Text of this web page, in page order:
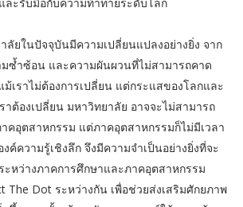
ลัยในปัจจุบันมีความเปลี่ยนแปลงอย่างยิ่ง จาก
ซ้ำซ้อน และความผันผวนที่ไม่สามารถคาด
ม้เราไม่ต้องการเปลี่ยน แต่กระแสของโลกและ
าต้องเปลี่ยน มหาวิทยาลัย อาจจะไม่สามารถ
คอุตสาหกรรม แต่ภาคอุตสาหกรรมก็ไม่มีเวลา
ค์ความรู้เชิงลึก จึงมีความจำเป็นอย่างยิ่งที่จะ
ะหว่างภาคการศึกษาและภาคอุตสาหกรรม
The Dot ระหว่างกัน เพื่อช่วยส่งเสริมศักยภาพ